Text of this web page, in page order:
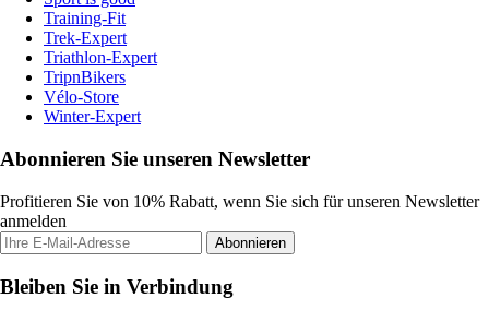
Training-Fit
Trek-Expert
Triathlon-Expert
TripnBikers
Vélo-Store
Winter-Expert
Abonnieren Sie unseren Newsletter
Profitieren Sie von 10% Rabatt, wenn Sie sich für unseren Newsletter
anmelden
Abonnieren
Bleiben Sie in Verbindung